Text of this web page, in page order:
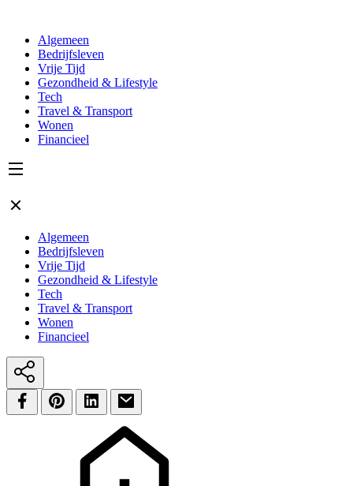
Algemeen
Bedrijfsleven
Vrije Tijd
Gezondheid & Lifestyle
Tech
Travel & Transport
Wonen
Financieel
Algemeen
Bedrijfsleven
Vrije Tijd
Gezondheid & Lifestyle
Tech
Travel & Transport
Wonen
Financieel